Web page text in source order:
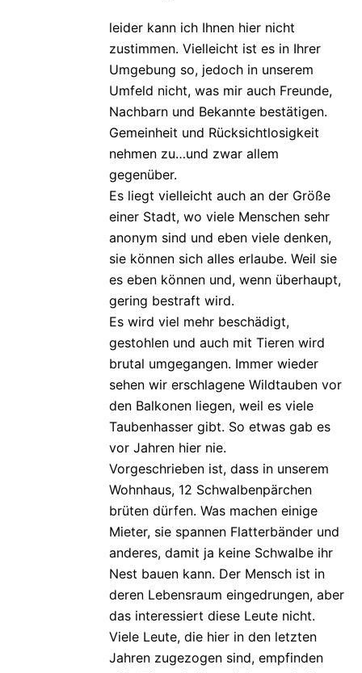
leider kann ich Ihnen hier nicht
zustimmen. Vielleicht ist es in Ihrer
Umgebung so, jedoch in unserem
Umfeld nicht, was mir auch Freunde,
Nachbarn und Bekannte bestätigen.
Gemeinheit und Rücksichtlosigkeit
nehmen zu…und zwar allem
gegenüber.
Es liegt vielleicht auch an der Größe
einer Stadt, wo viele Menschen sehr
anonym sind und eben viele denken,
sie können sich alles erlaube. Weil sie
es eben können und, wenn überhaupt,
gering bestraft wird.
Es wird viel mehr beschädigt,
gestohlen und auch mit Tieren wird
brutal umgegangen. Immer wieder
sehen wir erschlagene Wildtauben vor
den Balkonen liegen, weil es viele
Taubenhasser gibt. So etwas gab es
vor Jahren hier nie.
Vorgeschrieben ist, dass in unserem
Wohnhaus, 12 Schwalbenpärchen
brüten dürfen. Was machen einige
Mieter, sie spannen Flatterbänder und
anderes, damit ja keine Schwalbe ihr
Nest bauen kann. Der Mensch ist in
deren Lebensraum eingedrungen, aber
das interessiert diese Leute nicht.
Viele Leute, die hier in den letzten
Jahren zugezogen sind, empfinden